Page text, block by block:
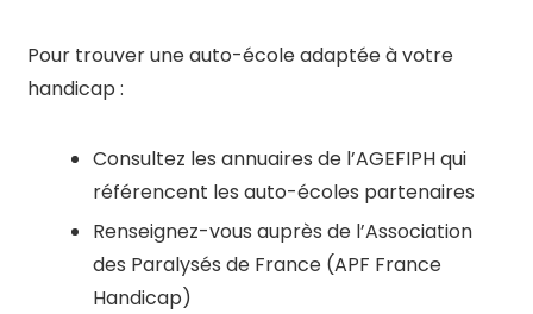
Pour trouver une auto-école adaptée à votre
handicap :
Consultez les annuaires de l’AGEFIPH qui
référencent les auto-écoles partenaires
Renseignez-vous auprès de l’Association
des Paralysés de France (APF France
Handicap)